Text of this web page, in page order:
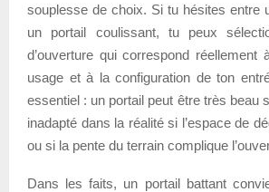
souplesse de choix. Si tu hésites entre
un portail coulissant, tu peux
d’ouverture qui correspond réellement
usage et à la configuration de ton
essentiel : un portail peut être très beau
inadapté dans la réalité si l’espace de
ou si la pente du terrain complique
Dans les faits, un portail battant